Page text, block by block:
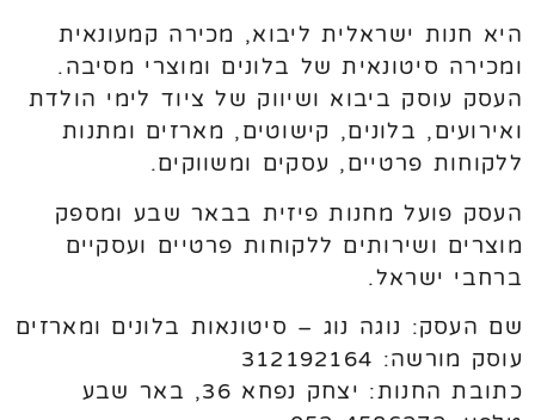
היא חנות ישראלית ליבוא, מכירה קמעונאית
ומכירה סיטונאית של בלונים ומוצרי מסיבה.
העסק עוסק ביבוא ושיווק של ציוד לימי הולדת
ואירועים, בלונים, קישוטים, מארזים ומתנות
ללקוחות פרטיים, עסקים ומשווקים.
העסק פועל מחנות פיזית בבאר שבע ומספק
מוצרים ושירותים ללקוחות פרטיים ועסקיים
ברחבי ישראל.
שם העסק: נוגה נוג – סיטונאות בלונים ומארזים
עוסק מורשה: 312192164
כתובת החנות: יצחק נפחא 36, באר שבע